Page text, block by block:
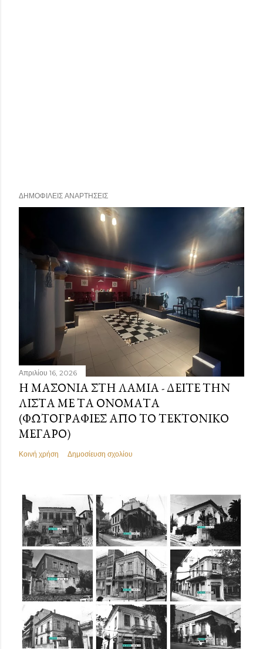
ΔΗΜΟΦΙΛΕΊΣ ΑΝΑΡΤΉΣΕΙΣ
Απριλίου 16, 2026
Η ΜΑΣΟΝΊΑ ΣΤΗ ΛΑΜΊΑ - ΔΕΊΤΕ ΤΗΝ
ΛΊΣΤΑ ΜΕ ΤΑ ΟΝΌΜΑΤΑ
(ΦΩΤΟΓΡΑΦΊΕΣ ΑΠΌ ΤΟ ΤΕΚΤΟΝΙΚΌ
ΜΈΓΑΡΟ)
Κοινή χρήση Δημοσίευση σχολίου